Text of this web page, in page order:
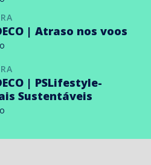
| Atraso nos voos
| PSLifestyle-
Sustentáveis